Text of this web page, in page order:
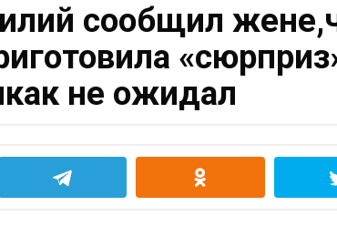
сообщил
не ожидал